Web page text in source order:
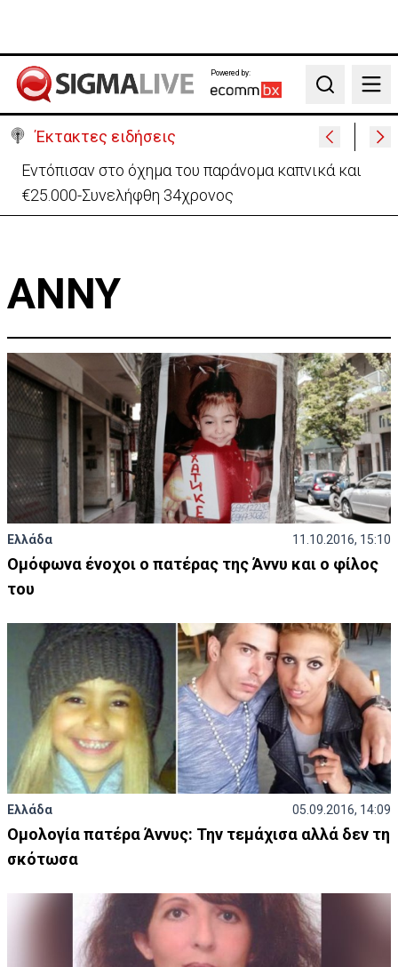
Powered by:
Search
Έκτακτες ειδήσεις
Εντόπισαν στο όχημα του παράνομα καπνικά και
€25.000-Συνελήφθη 34χρονος
ΑΝΝΥ
Ελλάδα 11.10.2016, 15:10
Ομόφωνα ένοχοι ο πατέρας της Άννυ και ο φίλος
του
Ελλάδα 05.09.2016, 14:09
Ομολογία πατέρα Άννυς: Την τεμάχισα αλλά δεν τη
σκότωσα